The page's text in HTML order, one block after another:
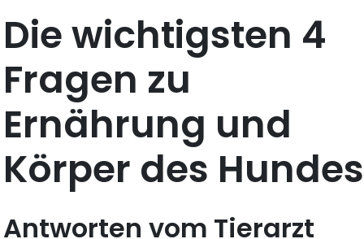
Die wichtigsten 4
Fragen zu
Ernährung und
Körper des Hundes
Antworten vom Tierarzt